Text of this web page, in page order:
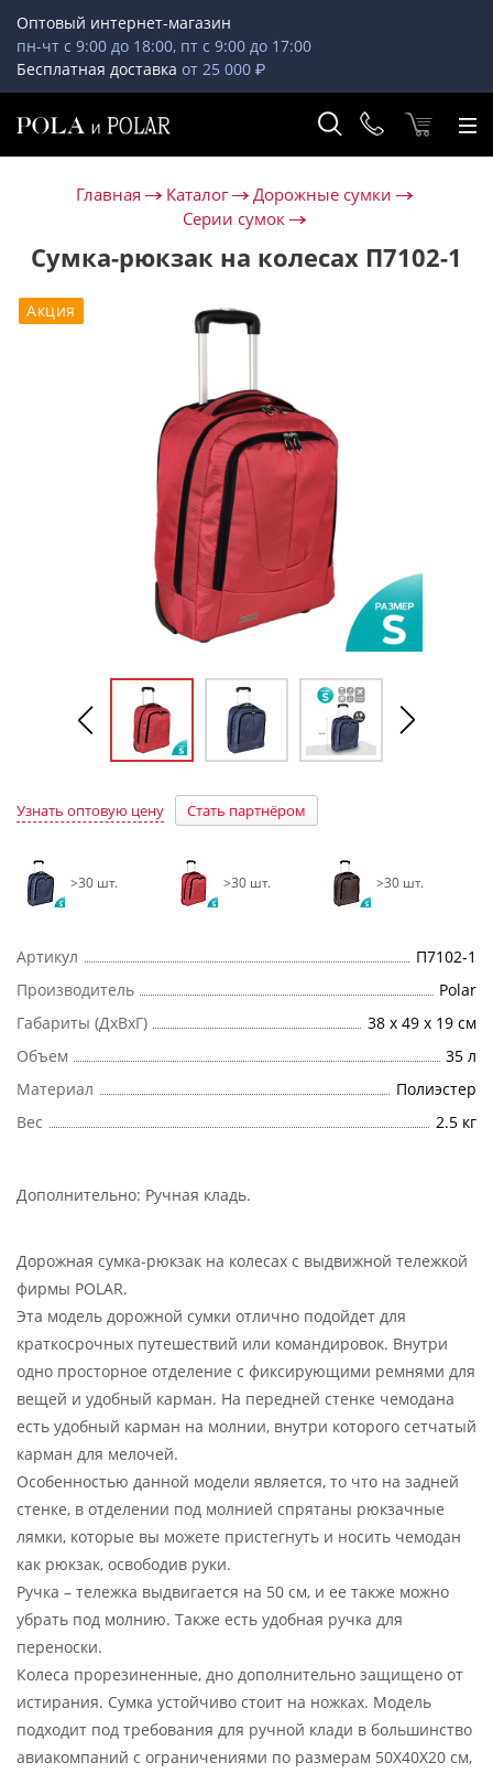
Оптовый интернет-магазин
пн-чт с 9:00 до 18:00, пт с 9:00 до 17:00
Бесплатная доставка от 25 000 ₽
Главная Каталог
Дорожные сумки
Серии сумок
Сумка-рюкзак на колесах П7102-1
Акция
Узнать оптовую цену Стать партнёром
>30 шт. >30 шт. >30 шт.
Артикул
П7102-1
Производитель
Polar
Габариты (ДхВхГ)
38 х 49 х 19 см
Объем
35 л
Материал
Полиэстер
Вес
2.5 кг
Дополнительно: Ручная кладь.
Дорожная сумка-рюкзак на колесах с выдвижной тележкой
фирмы POLAR.
Эта модель дорожной сумки отлично подойдет для
краткосрочных путешествий или командировок. Внутри
одно просторное отделение с фиксирующими ремнями для
вещей и удобный карман. На передней стенке чемодана
есть удобный карман на молнии, внутри которого сетчатый
карман для мелочей.
Особенностью данной модели является, то что на задней
стенке, в отделении под молнией спрятаны рюкзачные
лямки, которые вы можете пристегнуть и носить чемодан
как рюкзак, освободив руки.
Ручка – тележка выдвигается на 50 см, и ее также можно
убрать под молнию. Также есть удобная ручка для
переноски.
Колеса прорезиненные, дно дополнительно защищено от
истирания. Сумка устойчиво стоит на ножках. Модель
подходит под требования для ручной клади в большинство
авиакомпаний с ограничениями по размерам 50X40X20 см,